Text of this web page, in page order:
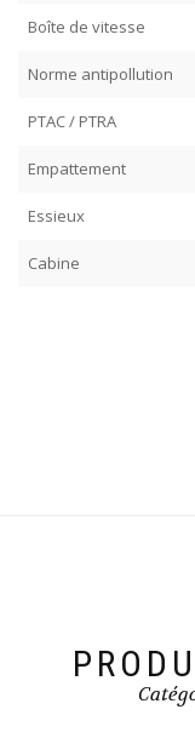
Boîte de vitesse
Norme antipollution
PTAC / PTRA
Empattement
Essieux
Cabine